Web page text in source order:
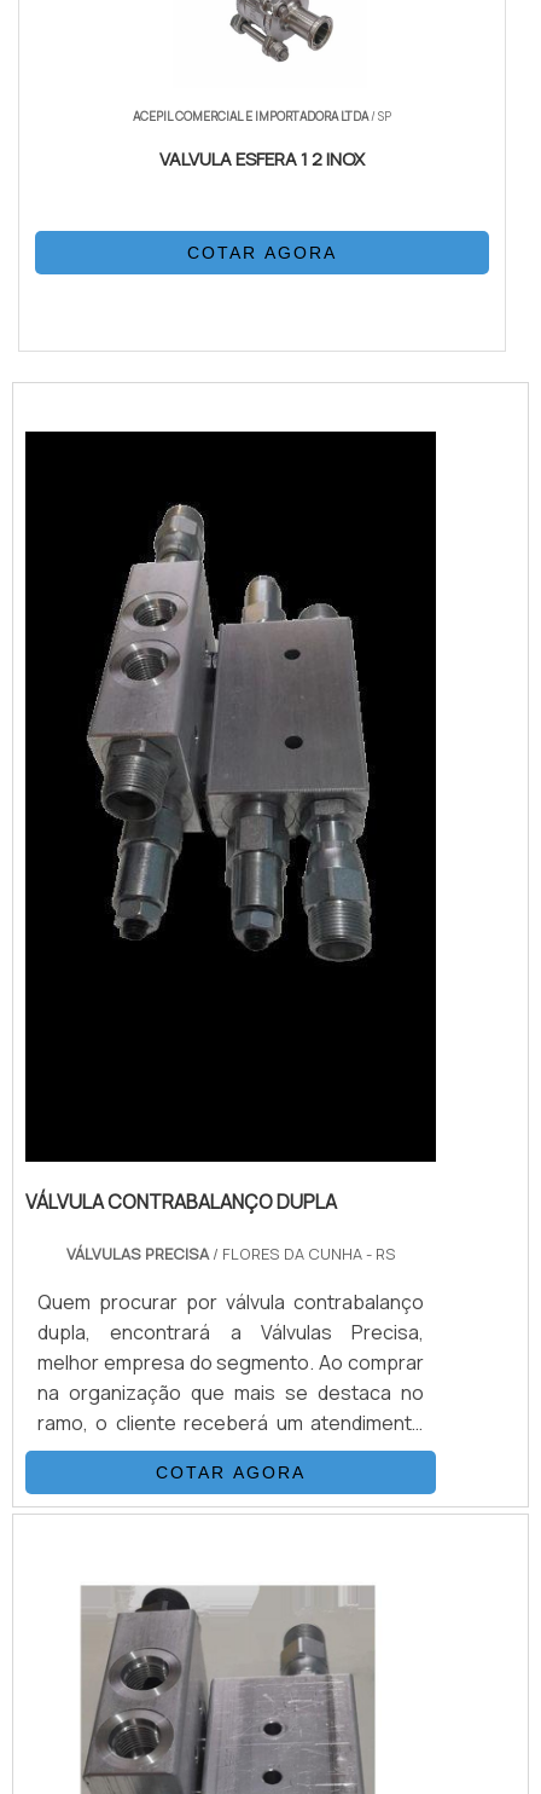
ACEPIL COMERCIAL E IMPORTADORA LTDA/ SP
VALVULA ESFERA 1 2 INOX
COTAR AGORA
VÁLVULA CONTRABALANÇO DUPLA
VÁLVULAS PRECISA/ FLORES DA CUNHA - RS
Quem procurar por válvula contrabalanço
dupla, encontrará a Válvulas Precisa,
melhor empresa do segmento. Ao comprar
na organização que mais se destaca no
ramo, o cliente receberá um atendimento
de excelência e terá a garantia de adquirir
produtos que solucionem qualquer
demanda.MAIS DETALHES SOBRE VÁLVULA
empresa inovadora, encontra na Válvulas
Precisa. A companhia a...
COTAR AGORA